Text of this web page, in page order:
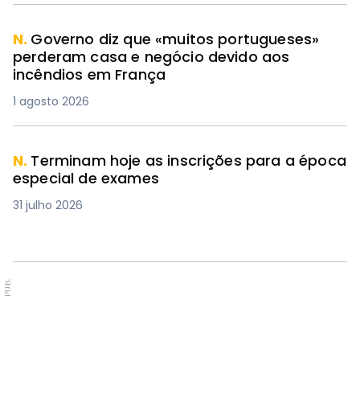
N. Governo diz que «muitos portugueses»
perderam casa e negócio devido aos
incêndios em França
1 agosto 2026
N. Terminam hoje as inscrições para a época
especial de exames
31 julho 2026
PUB.